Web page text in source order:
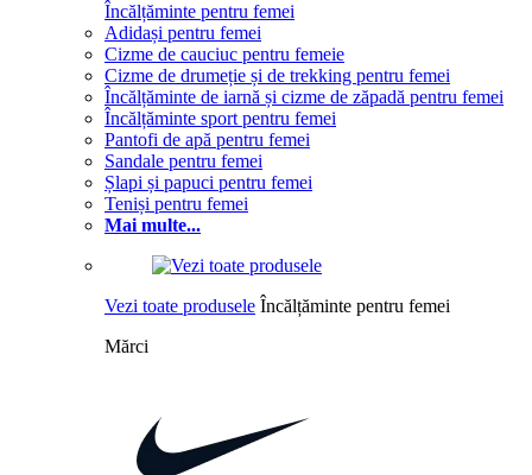
Încălțăminte pentru femei
Adidași pentru femei
Cizme de cauciuc pentru femeie
Cizme de drumeție și de trekking pentru femei
Încălțăminte de iarnă și cizme de zăpadă pentru femei
Încălțăminte sport pentru femei
Pantofi de apă pentru femei
Sandale pentru femei
Șlapi și papuci pentru femei
Teniși pentru femei
Mai multe...
Vezi toate produsele Încălțăminte pentru femei
Mărci